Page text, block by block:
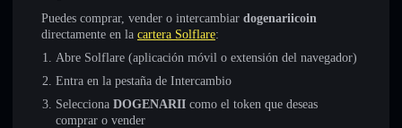
Puedes comprar, vender o intercambiar dogenariicoin
directamente en la cartera Solflare:
Abre Solflare (aplicación móvil o extensión del navegador)
Entra en la pestaña de Intercambio
Selecciona DOGENARII como el token que deseas
comprar o vender